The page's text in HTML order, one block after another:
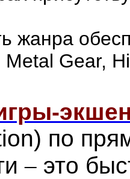
жанра
Metal Gear,
по
– это